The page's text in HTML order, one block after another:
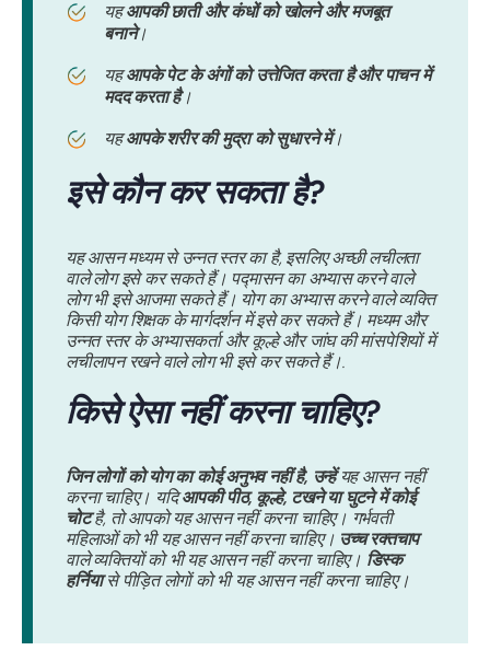
यहआपकी छाती और कंधों को खोलने और मजबूत
बनाने।
यहआपके पेट के अंगों को उत्तेजित करता है और पाचन में
मदद करता है।
यहआपके शरीर की मुद्रा को सुधारने में।
इसे कौन कर सकता है?
यह आसन मध्यम से उन्नत स्तर का है, इसलिए अच्छी लचीलता
वाले लोग इसे कर सकते हैं। पद्मासन का अभ्यास करने वाले
लोग भी इसे आजमा सकते हैं। योग का अभ्यास करने वाले व्यक्ति
किसी योग शिक्षक के मार्गदर्शन में इसे कर सकते हैं। मध्यम और
उन्नत स्तर के अभ्यासकर्ता और कूल्हे और जांघ की मांसपेशियों में
लचीलापन रखने वाले लोग भी इसे कर सकते हैं।.
किसे ऐसा नहीं करना चाहिए?
जिन लोगों को योग का कोई अनुभव नहीं है, उन्हेंयह आसन नहीं
करना चाहिए। यदिआपकी पीठ, कूल्हे, टखने या घुटने में कोई
चोटहै, तो आपको यह आसन नहीं करना चाहिए। गर्भवती
महिलाओं को भी यह आसन नहीं करना चाहिए। उच्च रक्तचाप
वाले व्यक्तियों को भी यह आसन नहीं करना चाहिए। डिस्क
हर्नियासे पीड़ित लोगों को भी यह आसन नहीं करना चाहिए।